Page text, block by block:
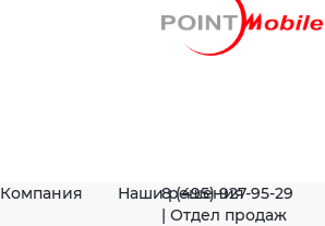
Компания Наши решения
8 (495) 927-95-29
| Отдел продаж